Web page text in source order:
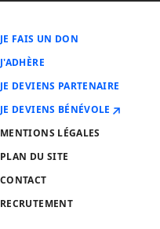
JE FAIS UN DON
J'ADHÈRE
JE DEVIENS PARTENAIRE
JE DEVIENS BÉNÉVOLE
MENTIONS LÉGALES
PLAN DU SITE
CONTACT
RECRUTEMENT